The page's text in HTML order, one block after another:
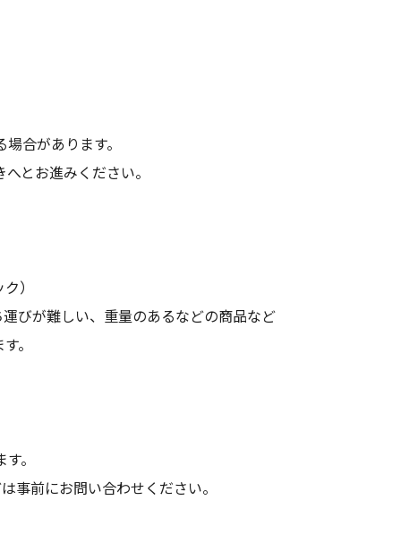
合があります。
とお進みください。
）
びが難しい、重量のあるなどの商品など
。
。
事前にお問い合わせください。